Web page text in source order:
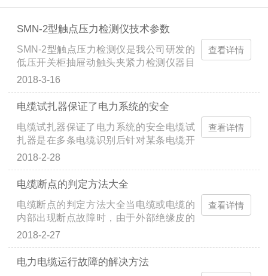
SMN-2型触点压力检测仪技术参数
SMN-2型触点压力检测仪是我公司研发的
低压开关柜抽屉动触头夹紧力检测仪器目
前380VAC供电系统普遍使用抽屉式开关
紧弹簧损坏，动触头夹紧力减少，动静触
头接触不良或接触面积减小，引起触头部
位电阻增大、发热，进一步发展为二相或
三相短路，开关柜蹦烧，造成财产损失，
供电中断，装置停车。SMN系列检测仪提
法，可大幅度减少低压开关柜触头变形等
广泛应用在石油、核电、电力等部门的运
行...
2018-3-16
查看详情
电缆试扎器保证了电力系统的安全
电缆试扎器保证了电力系统的安全电缆试
扎器是在多条电缆识别后针对某条电缆开
锯前的安全遥控试扎设备，电缆试扎器采
解决了人工刺扎电缆的人身安全问题。多
年以来，电力电缆运行与维护部门对电力
电缆刺扎，均按照行业标准DL409-91第
234条要求，采用人工试扎待锯电缆，一
旦电缆识别出错，误刺扎带电运行电缆将
造成极大的危害。电缆试扎器一个控制器
配两个射钉器，可一次完成两个角度的刺
2018-2-28
查看详情
电缆断点的判定方法大全
电缆断点的判定方法大全当电缆或电缆的
内部出现断点故障时，由于外部绝缘皮的
包裹，很难直观的判断出断点的确定位
电缆的断点的方法：无损伤电缆的方法数
字万用表法:首先把具有断点的电缆的一端
2018-2-27
查看详情
电力电缆运行故障的解决方法